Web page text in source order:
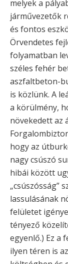
melyek a
járművezetők
és fontos
Örvendetes
folyamatban
széles fehér
aszfaltbeton-
is közlünk. A
a körülmény,
növekedett az
hogy az
nagy csúszó
hibái között
„csúszósság”
lassulásának
felületet
tényező
egyenlő.) Ez a
ilyen téren is